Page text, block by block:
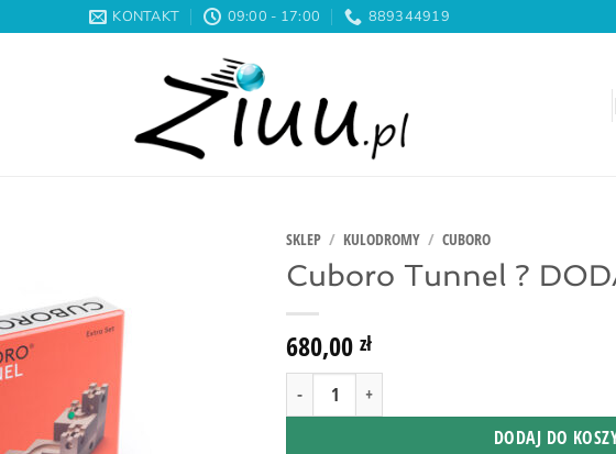
KONTAKT 09:00 - 17:00 889344919
SKLEP / KULODROMY / CUBORO
Cuboro Tunnel ?
680,00 zł
ilość Cuboro Tunnel ? DODATEK 🔵 7+
DODAJ DO